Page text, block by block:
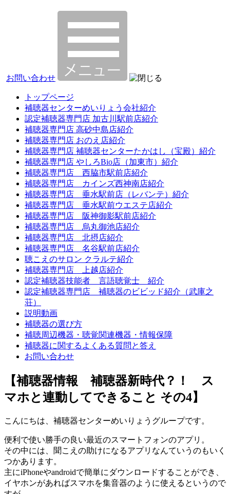
お問い合わせ
トップページ
補聴器センターめいりょう会社紹介
認定補聴器専門店 加古川駅前店紹介
補聴器専門店 高砂中島店紹介
補聴器専門店 おのえ店紹介
補聴器専門店 補聴器センターたかはし（宝殿）紹介
補聴器専門店 やしろBio店（加東市）紹介
補聴器専門店 西脇市駅前店紹介
補聴器専門店 カインズ西神南店紹介
補聴器専門店 垂水駅前店（レバンテ）紹介
補聴器専門店 垂水駅前ウエステ店紹介
補聴器専門店 阪神御影駅前店紹介
補聴器専門店 烏丸御池店紹介
補聴器専門店 北摂店紹介
補聴器専門店 名谷駅前店紹介
聴こえのサロン クラルテ紹介
補聴器専門店 上越店紹介
認定補聴器技能者 言語聴覚士 紹介
認定補聴器専門店 補聴器のビビッド紹介（武庫之
荘）
説明動画
補聴器の選び方
補聴周辺機器・聴覚関連機器・情報保障
補聴器に関するよくある質問と答え
お問い合わせ
【補聴器情報 補聴器新時代？！ ス
マホと連動してできること その4】
こんにちは、補聴器センターめいりょうグループです。
便利で使い勝手の良い最近のスマートフォンのアプリ。
その中には、聞こえの助けになるアプリなんていうのもいく
つかあります。
主にiPhoneやandroidで簡単にダウンロードすることができ、
イヤホンがあればスマホを集音器のように使えるというので